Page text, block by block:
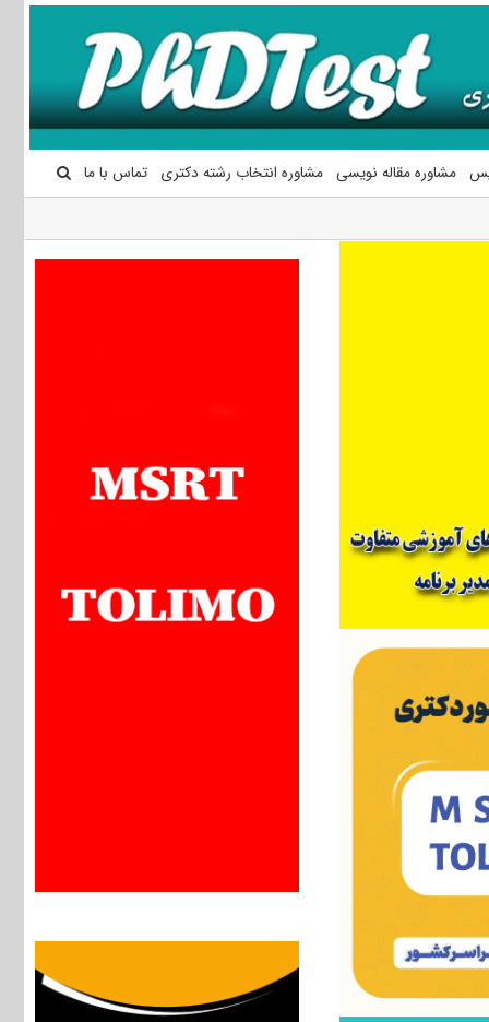
مشاوره مقاله نویسی مشاوره انتخاب رشته دکتری تماس با ما